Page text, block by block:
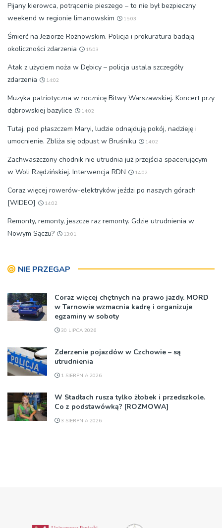
Pijany kierowca, potrącenie pieszego – to nie był bezpieczny
weekend w regionie limanowskim
15:03
Śmierć na Jeziorze Rożnowskim. Policja i prokuratura badają
okoliczności zdarzenia
15:03
Atak z użyciem noża w Dębicy – policja ustala szczegóły
zdarzenia
14:02
Muzyka patriotyczna w rocznicę Bitwy Warszawskiej. Koncert przy
dąbrowskiej bazylice
14:02
Tutaj, pod płaszczem Maryi, ludzie odnajdują pokój, nadzieję i
umocnienie. Zbliża się odpust w Bruśniku
14:02
Zachwaszczony chodnik nie utrudnia już przejścia spacerującym
w Woli Rzędzińskiej. Interwencja RDN
14:02
Coraz więcej rowerów-elektryków jeździ po naszych górach
[WIDEO]
14:02
Remonty, remonty, jeszcze raz remonty. Gdzie utrudnienia w
Nowym Sączu?
13:01
NIE PRZEGAP
Coraz więcej chętnych na prawo jazdy. MORD
w Tarnowie wzmacnia kadrę i organizuje
egzaminy w soboty
30 LIPCA 2026
Zderzenie pojazdów w Czchowie – są
utrudnienia
1 SIERPNIA 2026
W Stadłach rusza tylko żłobek i przedszkole.
Co z podstawówką? [ROZMOWA]
3 SIERPNIA 2026